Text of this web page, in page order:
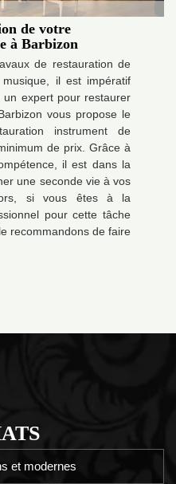
de votre
à Barbizon
de restauration de
il est impératif
expert pour restaurer
vous propose le
instrument de
de prix. Grâce à
il est dans la
une seconde vie à vos
si vous êtes à la
pour cette tâche
recommandons de faire
et modernes